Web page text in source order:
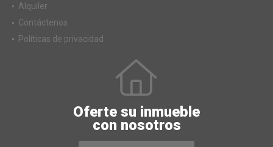
Alquiler
Contáctenos
Políticas de privacidad
Oferte su inmueble
con nosotros